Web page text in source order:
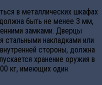
в металлических шкафах
быть не менее 3 мм,
замками. Дверцы
стальными накладками или
стороны, должна
хранение оружия в
кг, имеющих один